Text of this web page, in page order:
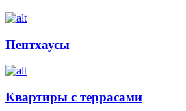
Пентхаусы
Квартиры с террасами